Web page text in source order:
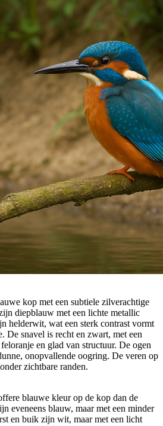
kop met een subtiele zilverachtige
diepblauw met een lichte metallic
helderwit, wat een sterk contrast vormt
De snavel is recht en zwart, met een
en glad van structuur. De ogen
onopvallende oogring. De veren op
zichtbare randen.
blauwe kleur op de kop dan de
eveneens blauw, maar met een minder
en buik zijn wit, maar met een licht